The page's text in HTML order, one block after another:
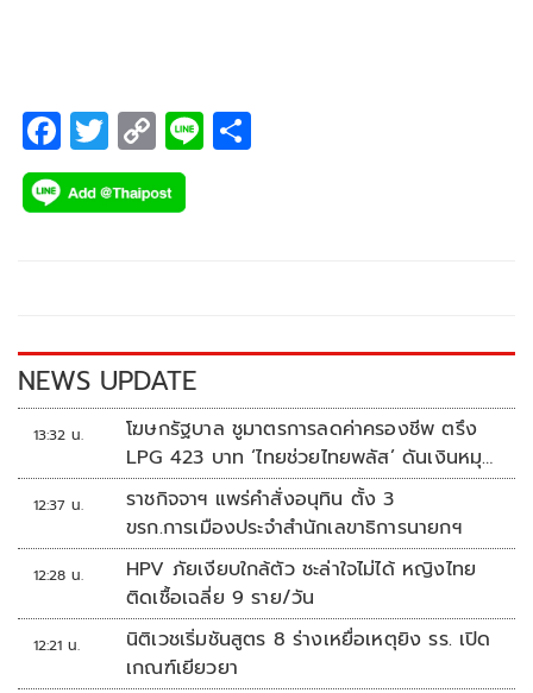
F
ac
e
k
T
wi
tt
C
o
p
k
Li
NEWS UPDATE
13:32 น.
โฆษกรัฐบาล ชูมาตรการลดค่าครองชีพ ตรึง
LPG 423 บาท ‘ไทยช่วยไทยพลัส’ ดันเงินหมุน
แสนล้าน
12:37 น.
ราชกิจจาฯ แพร่คำสั่งอนุทิน ตั้ง 3
ขรก.การเมืองประจำสำนักเลขาธิการนายกฯ
12:28 น.
HPV ภัยเงียบใกล้ตัว ชะล่าใจไม่ได้ หญิงไทย
ติดเชื้อเฉลี่ย 9 ราย/วัน
12:21 น.
นิติเวชเริ่มชันสูตร 8 ร่างเหยื่อเหตุยิง รร. เปิด
เกณฑ์เยียวยา